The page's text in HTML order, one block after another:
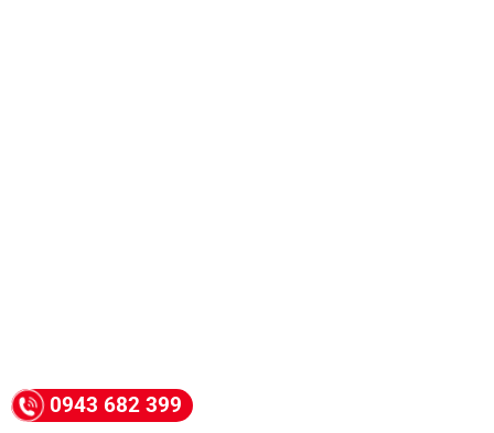
0943 682 399